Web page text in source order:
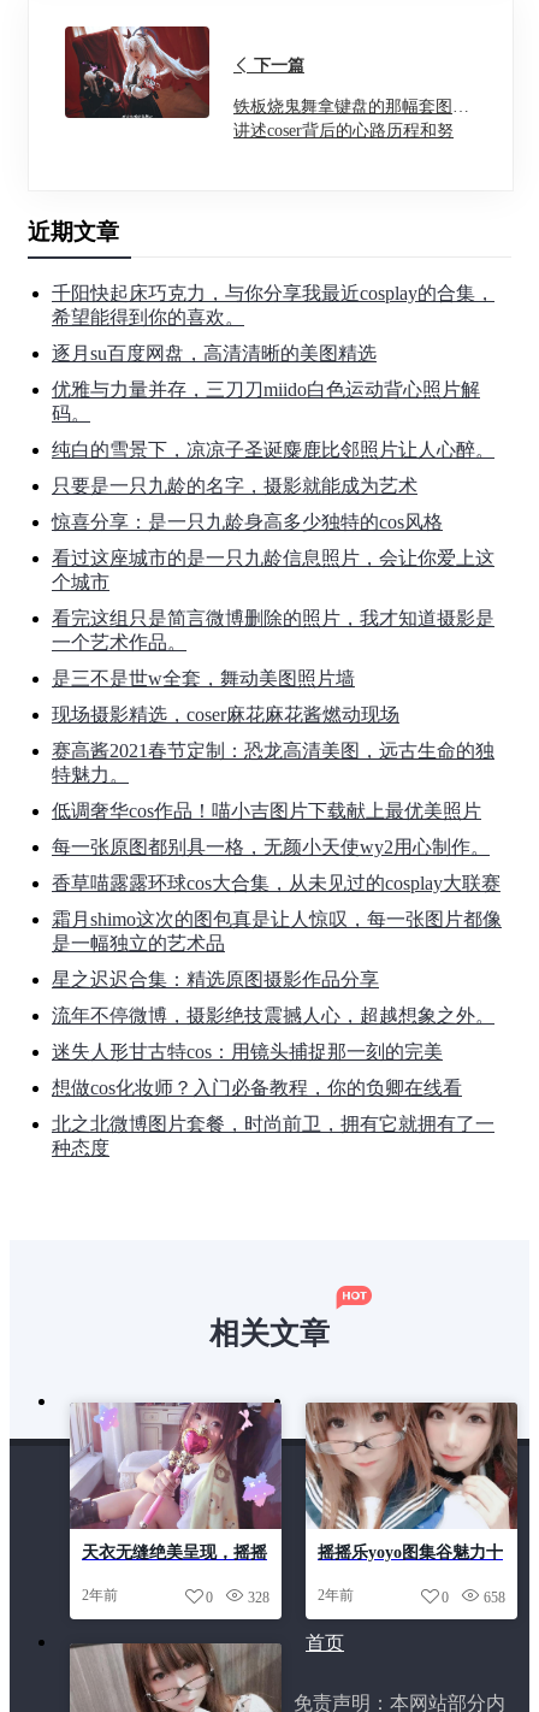
下一篇
铁板烧鬼舞拿键盘的那幅套图：
讲述coser背后的心路历程和努
近期文章
千阳快起床巧克力，与你分享我最近cosplay的合集，
希望能得到你的喜欢。
逐月su百度网盘，高清清晰的美图精选
优雅与力量并存，三刀刀miido白色运动背心照片解
码。
纯白的雪景下，凉凉子圣诞麋鹿比邻照片让人心醉。
只要是一只九龄的名字，摄影就能成为艺术
惊喜分享：是一只九龄身高多少独特的cos风格
看过这座城市的是一只九龄信息照片，会让你爱上这
个城市
看完这组只是简言微博删除的照片，我才知道摄影是
一个艺术作品。
是三不是世w全套，舞动美图照片墙
现场摄影精选，coser麻花麻花酱燃动现场
赛高酱2021春节定制：恐龙高清美图，远古生命的独
特魅力。
低调奢华cos作品！喵小吉图片下载献上最优美照片
每一张原图都别具一格，无颜小天使wy2用心制作。
香草喵露露环球cos大合集，从未见过的cosplay大联赛
霜月shimo这次的图包真是让人惊叹，每一张图片都像
是一幅独立的艺术品
星之迟迟合集：精选原图摄影作品分享
流年不停微博，摄影绝技震撼人心，超越想象之外。
迷失人形甘古特cos：用镜头捕捉那一刻的完美
想做cos化妆师？入门必备教程，你的负卿在线看
北之北微博图片套餐，时尚前卫，拥有它就拥有了一
种态度
相关文章
天衣无缝绝美呈现，摇摇
2年前 328
0
摇摇乐yoyo图集谷魅力十
过
2年前 658
0
首页
免责声明：本网站部分内